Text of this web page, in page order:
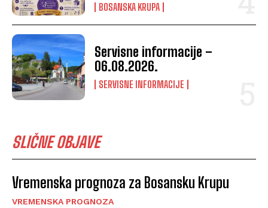
BOSANSKA KRUPA
Servisne informacije –
06.08.2026.
SERVISNE INFORMACIJE
SLIČNE OBJAVE
Vremenska prognoza za Bosansku Krupu
VREMENSKA PROGNOZA